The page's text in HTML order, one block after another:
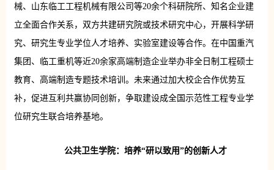
械、山东临工工程机械有限公司等20余个科研院所、知名企业建
立全面合作关系，双方共建研究院或技术研究中心，开展科学研
究、研究生专业学位人才培养、实验室建设等合作。在中国重汽
集团、临工重机等近20余家高端制造企业举办非全日制工程硕士
教育、高端制造专题技术培训。未来通过加大校企合作优势互
补，促进互利共赢协同创新，争取建设成全国示范性工程专业学
位研究生联合培养基地。
公共卫生学院：培养“研以致用”的创新人才